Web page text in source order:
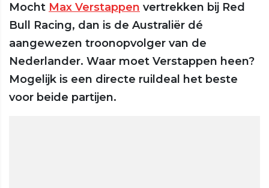
Mocht Max Verstappen vertrekken bij Red
Bull Racing, dan is de Australiër dé
aangewezen troonopvolger van de
Nederlander. Waar moet Verstappen heen?
Mogelijk is een directe ruildeal het beste
voor beide partijen.